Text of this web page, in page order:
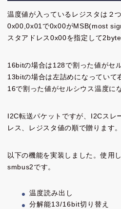
温度値が入っているレジスタは２
0x00,0x01で0x00がMSB(most
スタアドレス0x00を指定して2byte
16bitの場合は128で割った値がセ
13bitの場合は左詰めになっていて
16で割った値がセルシウス温度に
I2C転送パケットですが、I2Cスレ
レス、レジスタ値の順で贈ります。
以下の機能を実装しました。使用
smbus2です。
温度読み出し
分解能13/16bit切り替え